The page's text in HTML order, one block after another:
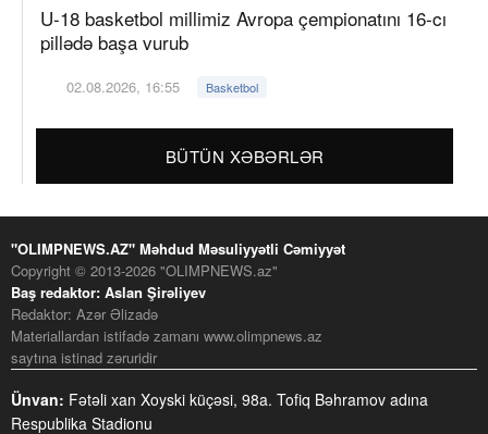
U-18 basketbol millimiz Avropa çempionatını 16-cı
pillədə başa vurub
02.08.2026, 16:55 Basketbol
BÜTÜN XƏBƏRLƏR
"OLIMPNEWS.AZ" Məhdud Məsuliyyətli Cəmiyyət
Copyright © 2013-2026 "OLIMPNEWS.az"
Baş redaktor: Aslan Şirəliyev
Redaktor: Azər Əlizadə
Materiallardan istifadə zamanı www.olimpnews.az
saytına istinad zəruridir
Ünvan: Fətəli xan Xoyski küçəsi, 98a. Tofiq Bəhramov adına
Respublika Stadionu